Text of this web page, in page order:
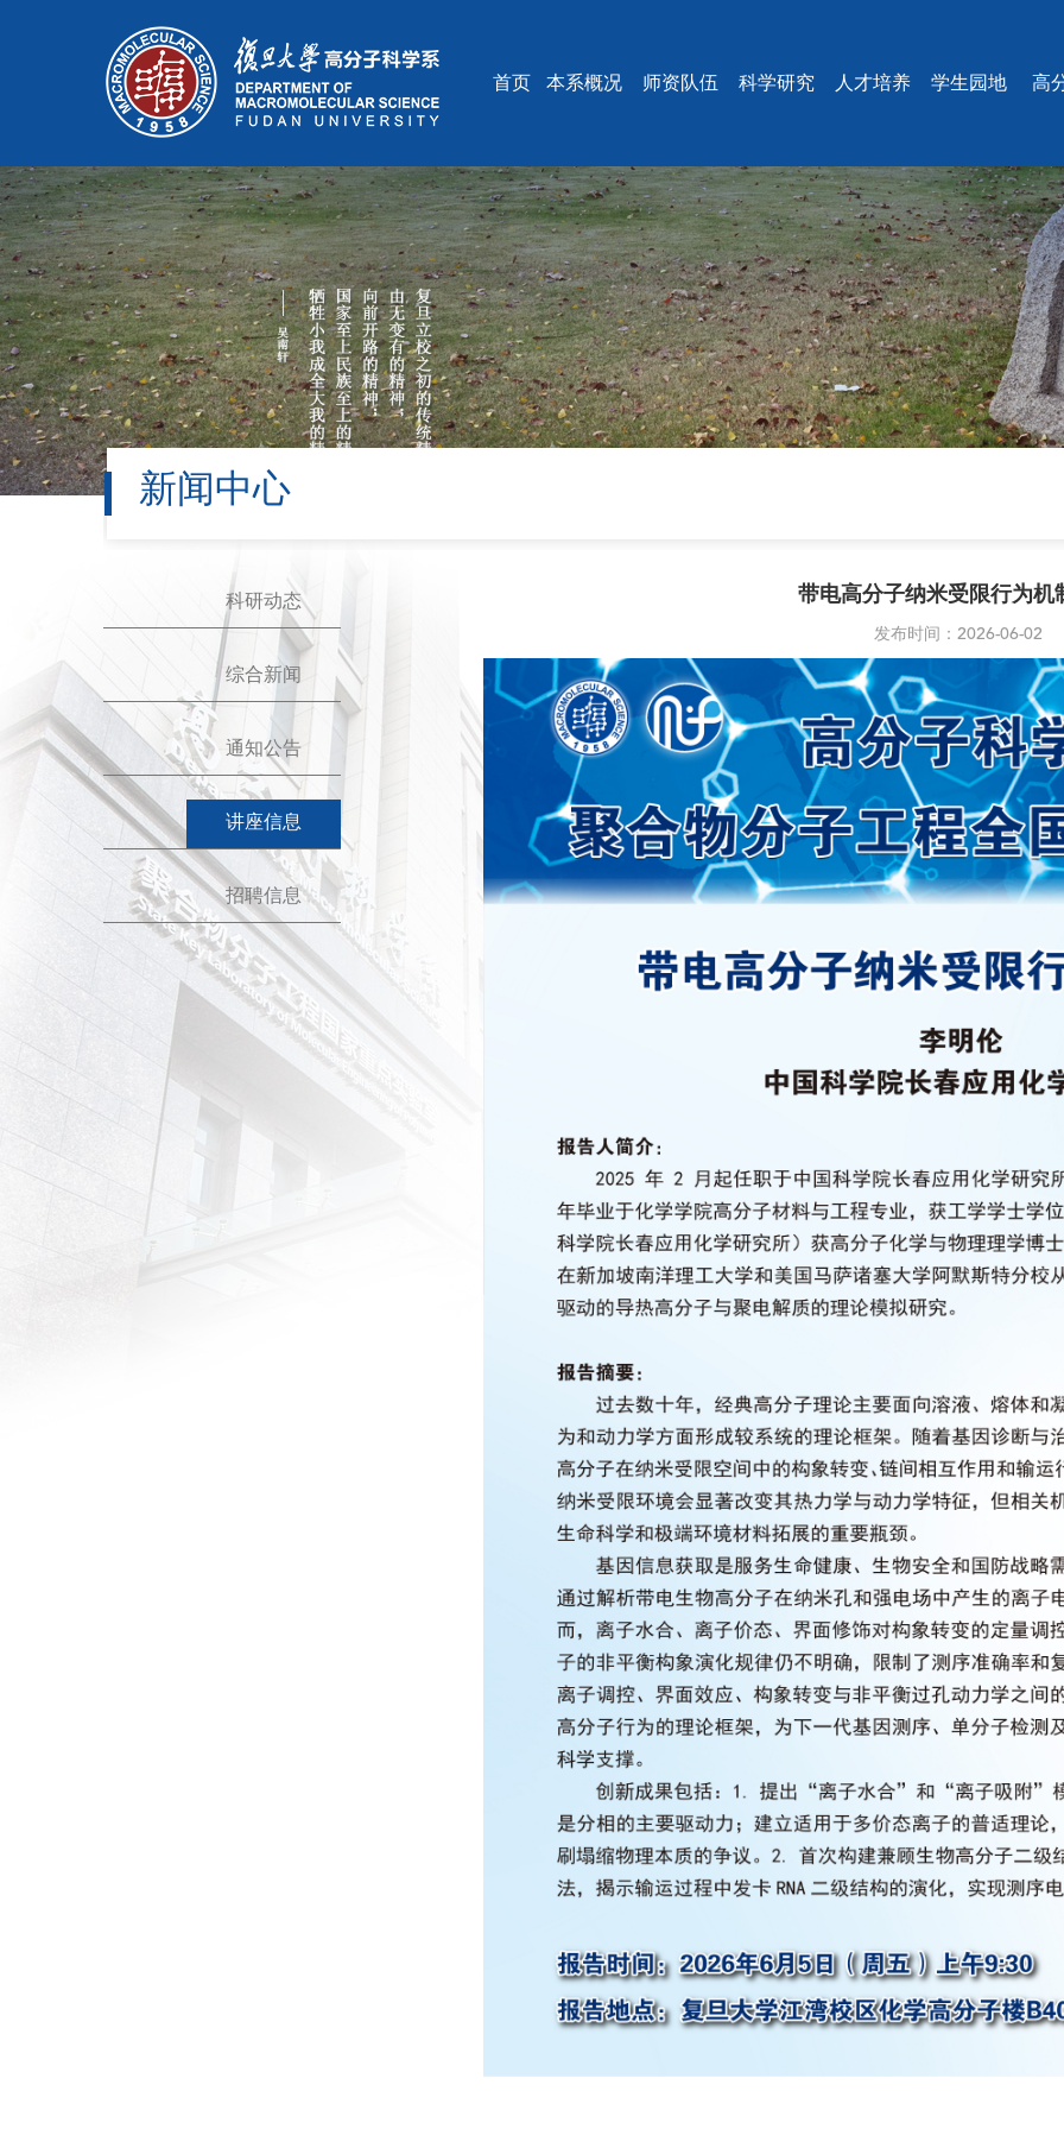
首页 本系概况 师资队伍 科学研究 人才培养 学生园地 高
新闻中心
科研动态
综合新闻
通知公告
讲座信息
招聘信息
带电高分子纳米受限行为机
发布时间：2026-06-02